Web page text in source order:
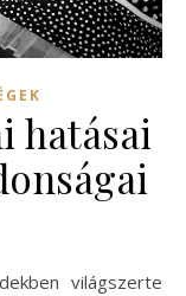
hatásai